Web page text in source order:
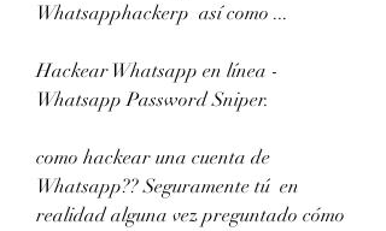
Whatsapphackerp  así como ...
Hackear Whatsapp en línea -
Whatsapp Password Sniper.
como hackear una cuenta de
Whatsapp?? Seguramente tú  en
realidad alguna vez preguntado cómo